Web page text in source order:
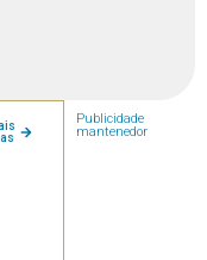
Publicidade
mantenedor